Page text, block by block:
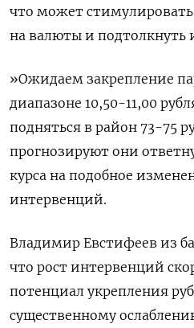
что может
на валюты и подтолкнуть
»Ожидаем закрепление
диапазоне 10,50-11,00
подняться в ​район 73-75
прогнозируют они
курса на подобное
интервенций.
Владимир Евстифеев из
что рост интервенций
потенциал укрепления
существенному